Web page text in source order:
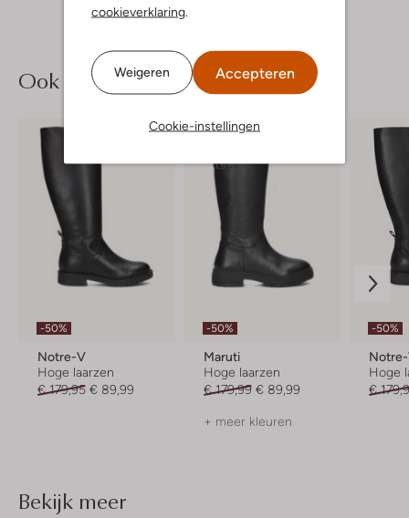
cookieverklaring
Weigeren Accepteren
Cookie-instellingen
Ook iets voor jou?
-50%
Notre-V
Hoge laarzen
€ 179,95 € 89,99
-50%
Maruti
Hoge laarzen
€ 179,99 € 89,99
+ meer kleuren
-50%
Hoge
€
Bekijk meer